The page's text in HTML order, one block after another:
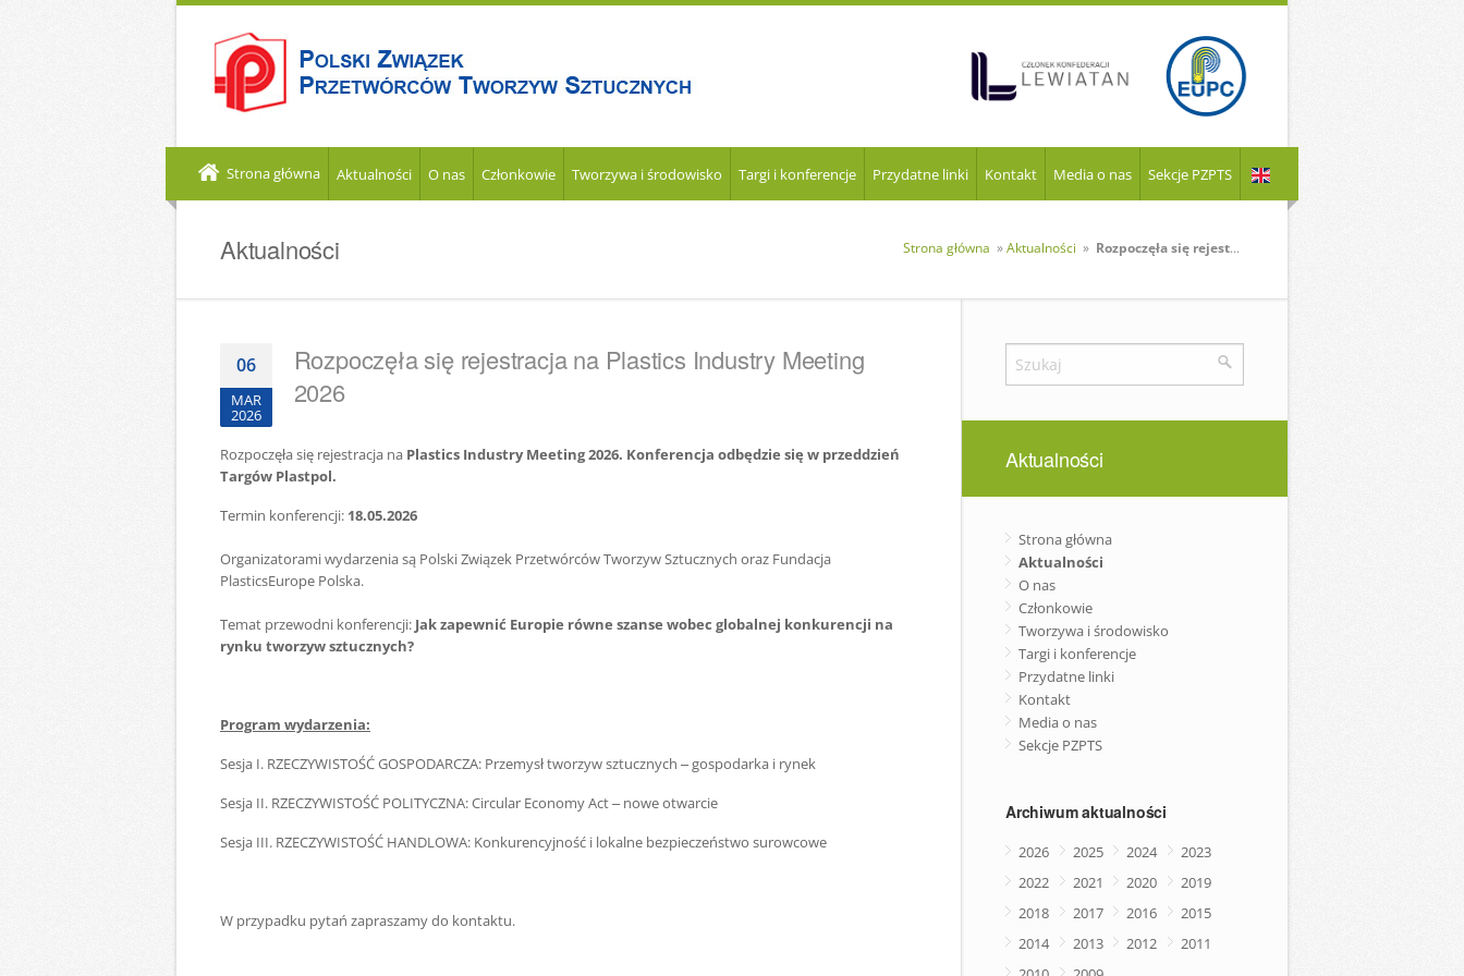
Strona główna Aktualności O nas Członkowie Tworzywa i środowisko Targi i konferencje Przydatne linki Kontakt Media o nas Sekcje PZPTS
Aktualności Strona główna »Aktualności » Rozpoczęła się rejestracja na Plastics Industry Meeting 2026
06
MAR
2026
Rozpoczęła się rejestracja na Plastics Industry Meeting
2026
Rozpoczęła się rejestracja na Plastics Industry Meeting 2026. Konferencja odbędzie się w przeddzień
Targów Plastpol.
Termin konferencji: 18.05.2026
Organizatorami wydarzenia są Polski Związek Przetwórców Tworzyw Sztucznych oraz Fundacja
PlasticsEurope Polska.
Temat przewodni konferencji: Jak zapewnić Europie równe szanse wobec globalnej konkurencji na
rynku tworzyw sztucznych?
Program wydarzenia:
Sesja I. RZECZYWISTOŚĆ GOSPODARCZA: Przemysł tworzyw sztucznych – gospodarka i rynek
Sesja II. RZECZYWISTOŚĆ POLITYCZNA: Circular Economy Act – nowe otwarcie
Sesja III. RZECZYWISTOŚĆ HANDLOWA: Konkurencyjność i lokalne bezpieczeństwo surowcowe
W przypadku pytań zapraszamy do kontaktu.
Aktualności
Strona główna
Aktualności
O nas
Członkowie
Tworzywa i środowisko
Targi i konferencje
Przydatne linki
Kontakt
Media o nas
Sekcje PZPTS
Archiwum aktualności
2026 2025 2024
2023
2022
2021 2020
2019
2018
2017 2016
2015
2014
2013 2012
2011